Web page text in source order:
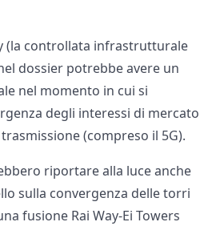
(la controllata infrastrutturale
dossier potrebbe avere un
nel momento in cui si
degli interessi di mercato
(compreso il 5G).
riportare alla luce anche
sulla convergenza delle torri
fusione Rai Way-Ei Towers